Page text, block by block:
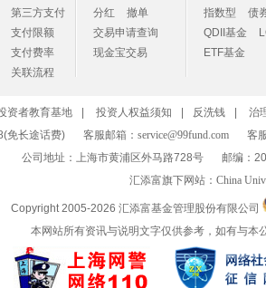
第三方支付
支付限额
支付费率
关联流程
分红
撤单
交易申请查询
现金宝交易
指数型
债
QDII基金
ETF基金
资者教育基地 投资人权益须知 反洗钱
治
免长途话费)
客服邮箱： service@99fund.com
客
公司地址：上海市黄浦区外马路728号
邮编：
汇添富旗下网站： China
Copyright 2005-2026 汇添富基金管理股份有限公司
本网站所有资讯与说明文字仅供参考，如有与本